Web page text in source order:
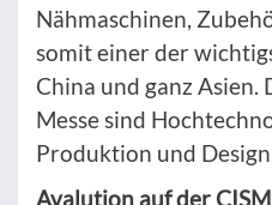
Nähmaschinen,
somit einer der
China und ganz
Messe sind
Produktion und
Avalution auf der